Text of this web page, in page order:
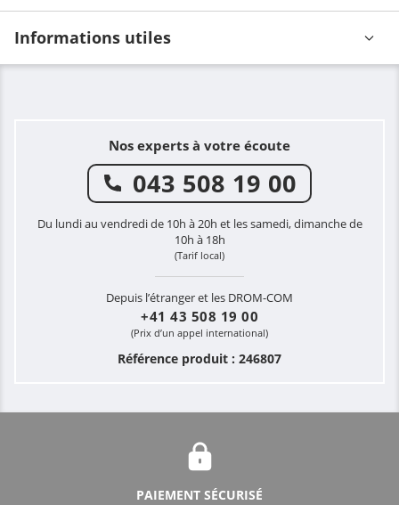
Informations utiles
Nos experts à votre écoute
043 508 19 00
Du lundi au vendredi de 10h à 20h et les samedi, dimanche de
10h à 18h
(Tarif local)
Depuis l’étranger et les DROM-COM
+41 43 508 19 00
(Prix d’un appel international)
Référence produit : 246807
PAIEMENT SÉCURISÉ